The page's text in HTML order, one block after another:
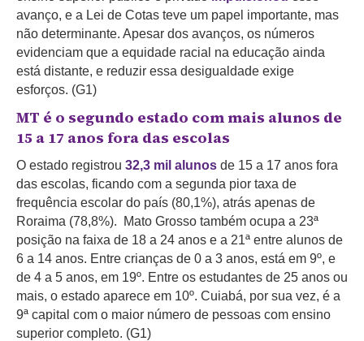
avanço, e a Lei de Cotas teve um papel importante, mas
não determinante. Apesar dos avanços, os números
evidenciam que a equidade racial na educação ainda
está distante, e reduzir essa desigualdade exige
esforços. (G1)
MT é o segundo estado com mais alunos de
15 a 17 anos fora das escolas
O estado registrou 32,3 mil alunos de 15 a 17 anos fora
das escolas, ficando com a segunda pior taxa de
frequência escolar do país (80,1%), atrás apenas de
Roraima (78,8%). Mato Grosso também ocupa a 23ª
posição na faixa de 18 a 24 anos e a 21ª entre alunos de
6 a 14 anos. Entre crianças de 0 a 3 anos, está em 9º, e
de 4 a 5 anos, em 19º. Entre os estudantes de 25 anos ou
mais, o estado aparece em 10º. Cuiabá, por sua vez, é a
9ª capital com o maior número de pessoas com ensino
superior completo. (G1)